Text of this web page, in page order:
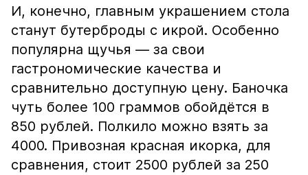
И, конечно, главным украшением стола
станут бутерброды с икрой. Особенно
популярна щучья — за свои
гастрономические качества и
сравнительно доступную цену. Баночка
чуть более 100 граммов обойдётся в
850 рублей. Полкило можно взять за
4000. Привозная красная икорка, для
сравнения, стоит 2500 рублей за 250